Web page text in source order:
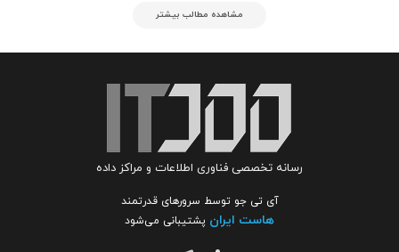
مشاهده مطالب بیشتر
رسانه تخصصی فناوری اطلاعات و مراکز داده
آی تی جو توسط سرورهای قدرتمند
هاست ایران پشتیبانی می‌شود